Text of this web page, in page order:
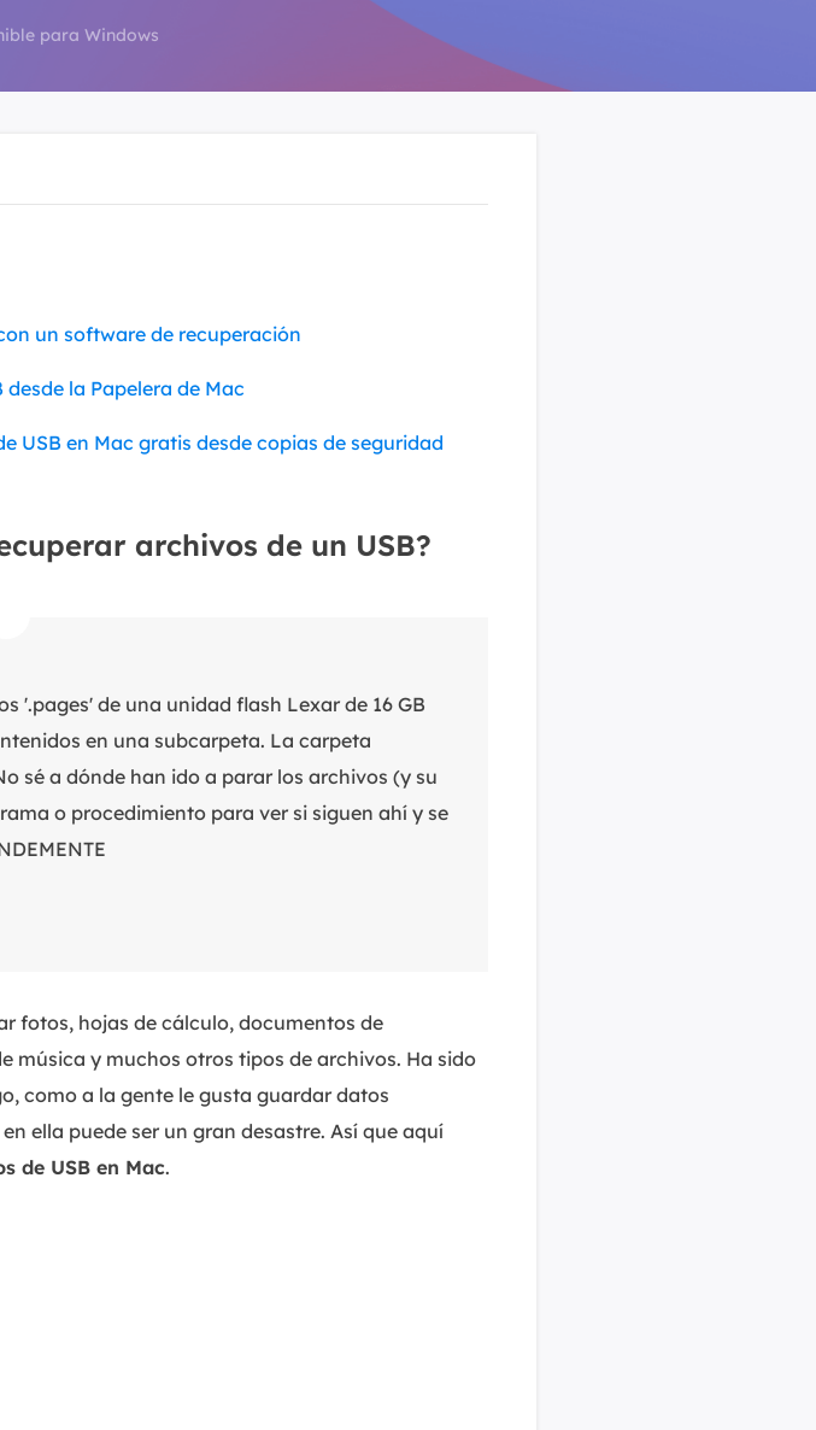
Video Editor
Editor de videos intuitivo.
Convertidor de video y audio.
MakeMyAudio
para Windows
un software de recuperación
la Papelera de Mac
USB en Mac gratis desde copias de seguridad
archivos de un USB?
'.pages' de una unidad flash Lexar de 16 GB
en una subcarpeta. La carpeta
sé a dónde han ido a parar los archivos (y su
o procedimiento para ver si siguen ahí y se
fotos, hojas de cálculo, documentos de
música y muchos otros tipos de archivos. Ha sido
como a la gente le gusta guardar datos
ella puede ser un gran desastre. Así que aquí
de USB en Mac.